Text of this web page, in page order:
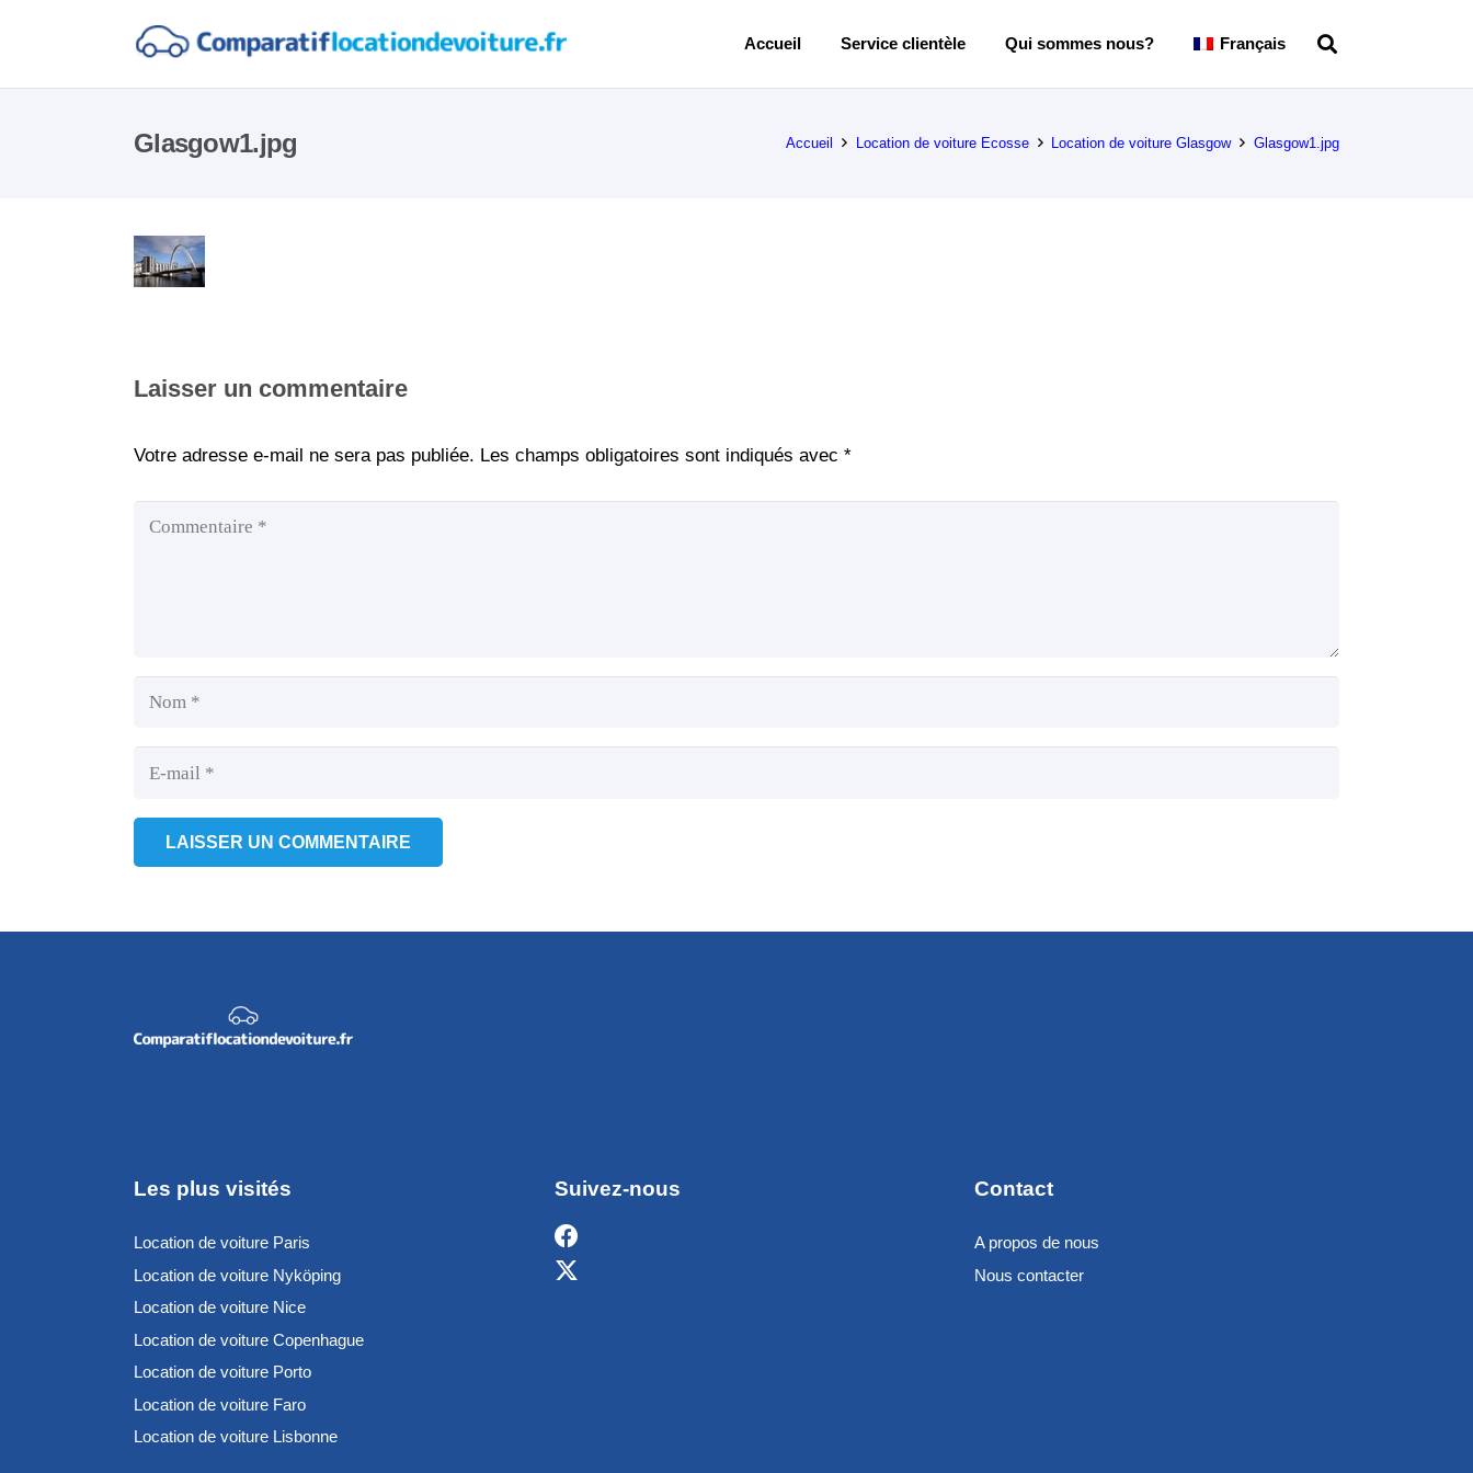
Accueil Service clientèle Qui sommes nous? Français
Glasgow1.jpg Accueil Location de voiture Ecosse Location de voiture Glasgow Glasgow1.jpg
Laisser un commentaire
Votre adresse e-mail ne sera pas publiée. Les champs obligatoires sont indiqués avec *
LAISSER UN COMMENTAIRE
Les plus visités
Location de voiture Paris
Location de voiture Nyköping
Location de voiture Nice
Location de voiture Copenhague
Location de voiture Porto
Location de voiture Faro
Location de voiture Lisbonne
Suivez-nous Contact
A propos de nous
Nous contacter